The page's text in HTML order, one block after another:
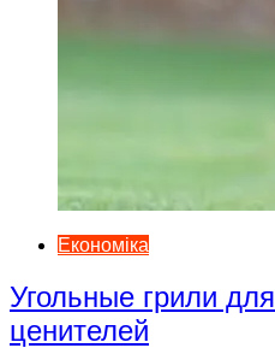
Економіка
Угольные грили
ценителей